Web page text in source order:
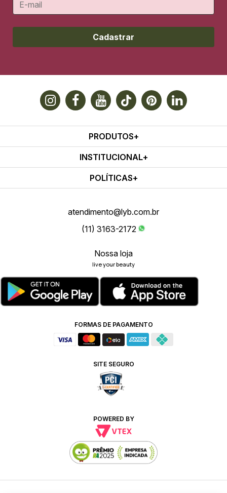
Cadastrar
PRODUTOS
INSTITUCIONAL
POLÍTICAS
atendimento@lyb.com.br
(11) 3163-2172
Nossa loja
live your beauty
FORMAS DE PAGAMENTO
SITE SEGURO
POWERED BY